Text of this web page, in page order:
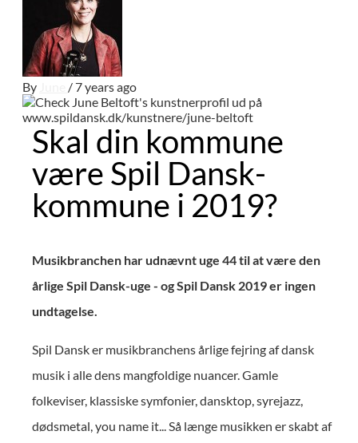
By / 7 years ago
Skal din kommune
være Spil Dansk-
kommune i 2019?
Musikbranchen har udnævnt uge 44 til at være den
årlige Spil Dansk-uge - ogSpil Dansk 2019 er ingen
undtagelse.
Spil Dansk er musikbranchens årlige fejring af dansk
musik i alle dens mangfoldige nuancer. Gamle
folkeviser, klassiske symfonier, dansktop, syrejazz,
dødsmetal, you name it... Så længe musikken er skabt af